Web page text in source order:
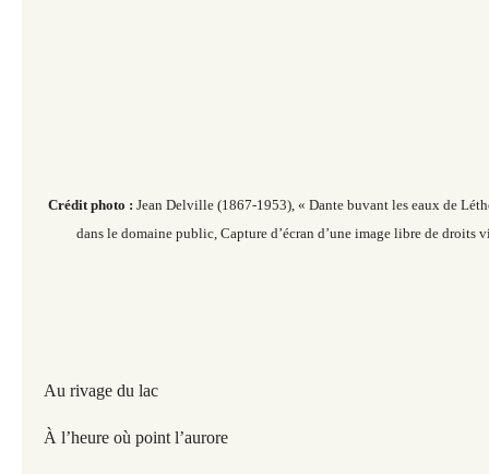
Crédit photo : Jean Delville (1867-1953), « Dante buvant les eaux de
dans le domaine public, Capture d’écran d’une image libre de droits
Au rivage du lac
À l’heure où point l’aurore